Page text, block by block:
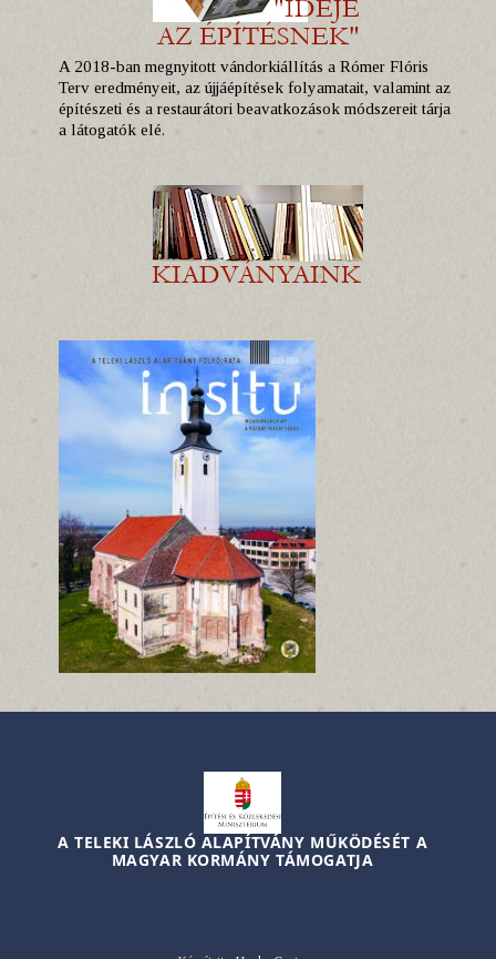
A 2018-ban megnyitott vándorkiállítás a Rómer Flóris
Terv eredményeit, az újjáépítések folyamatait, valamint az
építészeti és a restaurátori beavatkozások módszereit tárja
a látogatók elé.
A TELEKI LÁSZLÓ ALAPÍTVÁNY MŰKÖDÉSÉT A
MAGYAR KORMÁNY TÁMOGATJA